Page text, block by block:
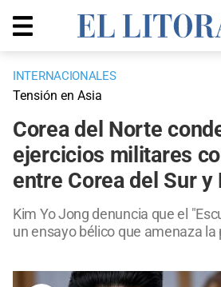
INTERNACIONALES
Tensión en Asia
Corea del Norte
ejercicios militares
entre Corea del Sur y
Kim Yo Jong denuncia que el
un ensayo bélico que amenaza la